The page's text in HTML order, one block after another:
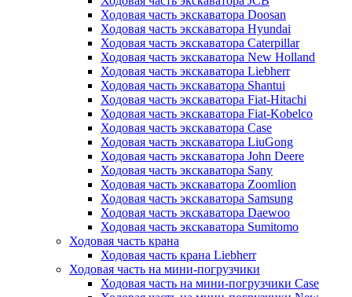
Ходовая часть экскаватора Doosan
Ходовая часть экскаватора Hyundai
Ходовая часть экскаватора Caterpillar
Ходовая часть экскаватора New Holland
Ходовая часть экскаватора Liebherr
Ходовая часть экскаватора Shantui
Ходовая часть экскаватора Fiat-Hitachi
Ходовая часть экскаватора Fiat-Kobelco
Ходовая часть экскаватора Case
Ходовая часть экскаватора LiuGong
Ходовая часть экскаватора John Deere
Ходовая часть экскаватора Sany
Ходовая часть экскаватора Zoomlion
Ходовая часть экскаватора Samsung
Ходовая часть экскаватора Daewoo
Ходовая часть экскаватора Sumitomo
Ходовая часть крана
Ходовая часть крана Liebherr
Ходовая часть на мини-погрузчики
Ходовая часть на мини-погрузчики Case